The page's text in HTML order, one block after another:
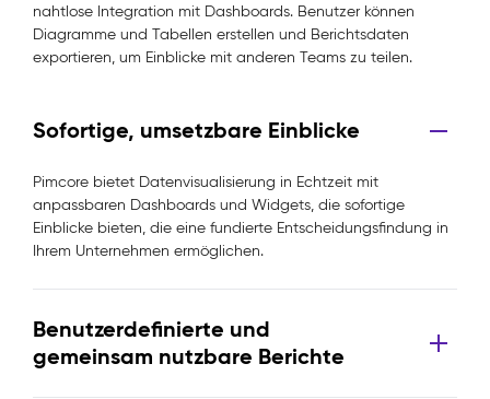
nahtlose Integration mit Dashboards. Benutzer können
Diagramme und Tabellen erstellen und Berichtsdaten
exportieren, um Einblicke mit anderen Teams zu teilen.
Sofortige, umsetzbare Einblicke
Pimcore bietet Datenvisualisierung in Echtzeit mit
anpassbaren Dashboards und Widgets, die sofortige
Einblicke bieten, die eine fundierte Entscheidungsfindung in
Ihrem Unternehmen ermöglichen.
Benutzerdefinierte und
gemeinsam nutzbare Berichte